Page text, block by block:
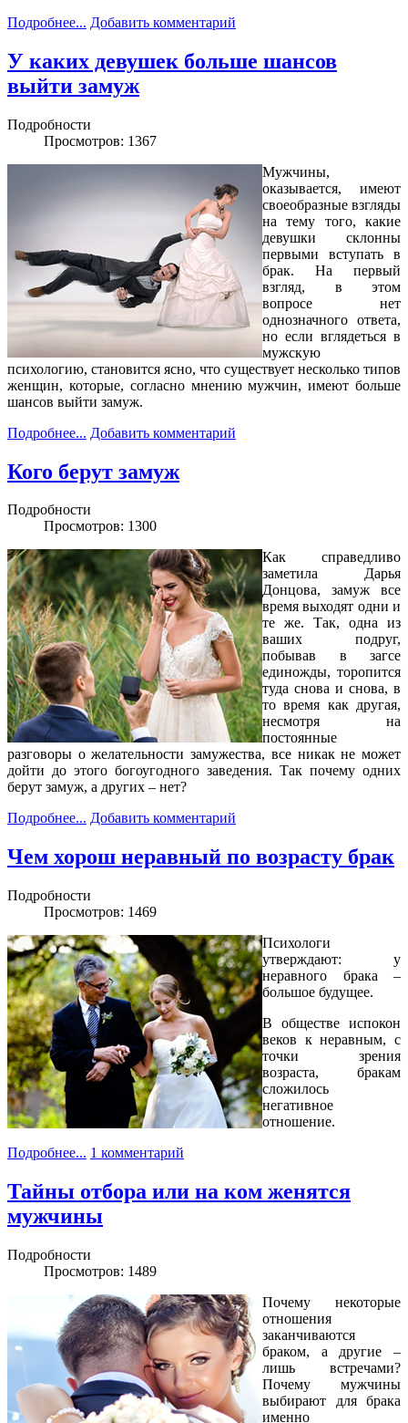
Подробнее... Добавить комментарий
У каких девушек больше шансов
выйти замуж
Подробности
Просмотров: 1367
Мужчины,
оказывается, имеют
своеобразные взгляды
на тему того, какие
девушки склонны
первыми вступать в
брак. На первый
взгляд, в этом
вопросе нет
однозначного ответа,
но если вглядеться в
мужскую
психологию, становится ясно, что существует несколько типов
женщин, которые, согласно мнению мужчин, имеют больше
шансов выйти замуж.
Подробнее... Добавить комментарий
Кого берут замуж
Подробности
Просмотров: 1300
Как справедливо
заметила Дарья
Донцова, замуж все
время выходят одни и
те же. Так, одна из
ваших подруг,
побывав в загсе
единожды, торопится
туда снова и снова, в
то время как другая,
несмотря на
постоянные
разговоры о желательности замужества, все никак не может
дойти до этого богоугодного заведения. Так почему одних
берут замуж, а других – нет?
Подробнее... Добавить комментарий
Чем хорош неравный по возрасту брак
Подробности
Просмотров: 1469
Психологи
утверждают: у
неравного брака –
большое будущее.
В обществе испокон
веков к неравным, с
точки зрения
возраста, бракам
сложилось
негативное
отношение.
Подробнее... 1 комментарий
Тайны отбора или на ком женятся
мужчины
Подробности
Просмотров: 1489
Почему некоторые
отношения
заканчиваются
браком, а другие –
лишь встречами?
Почему мужчины
выбирают для брака
именно